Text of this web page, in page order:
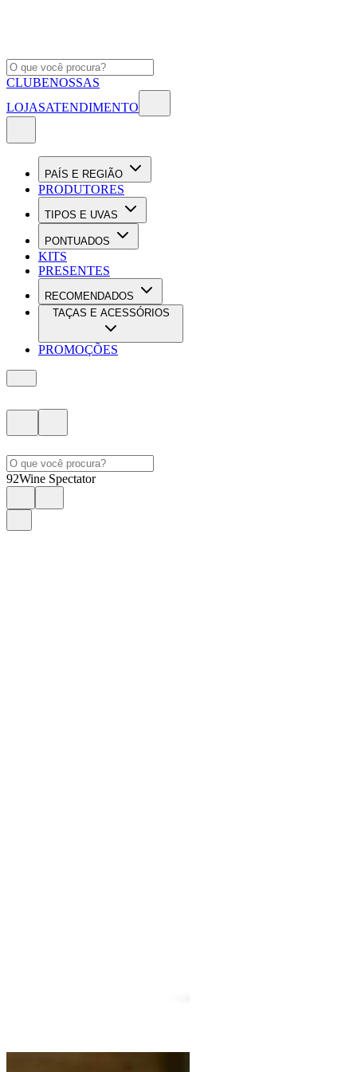
CLUBENOSSAS
LOJASATENDIMENTO
PAÍS E REGIÃO
PRODUTORES
TIPOS E UVAS
PONTUADOS
KITS
PRESENTES
RECOMENDADOS
TAÇAS E ACESSÓRIOS
PROMOÇÕES
92Wine Spectator